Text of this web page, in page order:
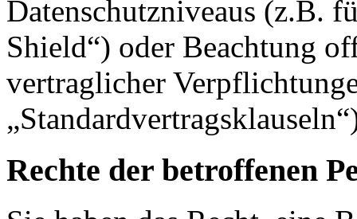
Datenschutzniveaus (z.B.
Shield“) oder Beachtung
vertraglicher
Rechte der betroffenen